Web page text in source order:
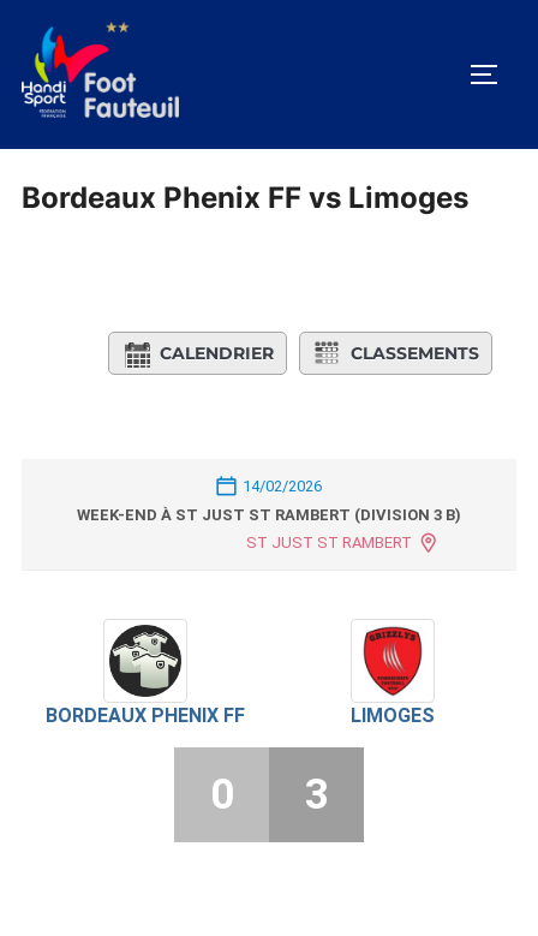
contenu
Bordeaux Phenix FF vs Limoges
CALENDRIER CLASSEMENTS
14/02/2026
WEEK-END À ST JUST ST RAMBERT (DIVISION 3 B)
ST JUST ST RAMBERT
BORDEAUX PHENIX FF LIMOGES
0 3